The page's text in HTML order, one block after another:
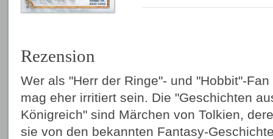
Rezension
Wer als "Herr der Ringe"- und "Hobbit"-
mag eher irritiert sein. Die "Geschichten
Königreich" sind Märchen von Tolkien,
sie von den bekannten Fantasy-